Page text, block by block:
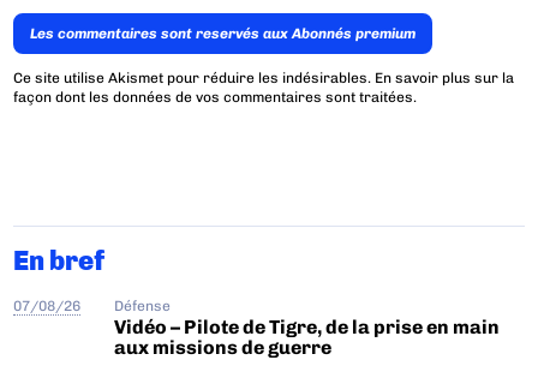
Les commentaires sont reservés aux Abonnés premium
Ce site utilise Akismet pour réduire les indésirables. En savoir plus sur la
façon dont les données de vos commentaires sont traitées.
En bref
07/08/26 Défense
Vidéo – Pilote de Tigre, de la prise en main
aux missions de guerre